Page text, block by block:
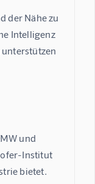
der Nähe zu
Intelligenz
und
Institut
bietet.